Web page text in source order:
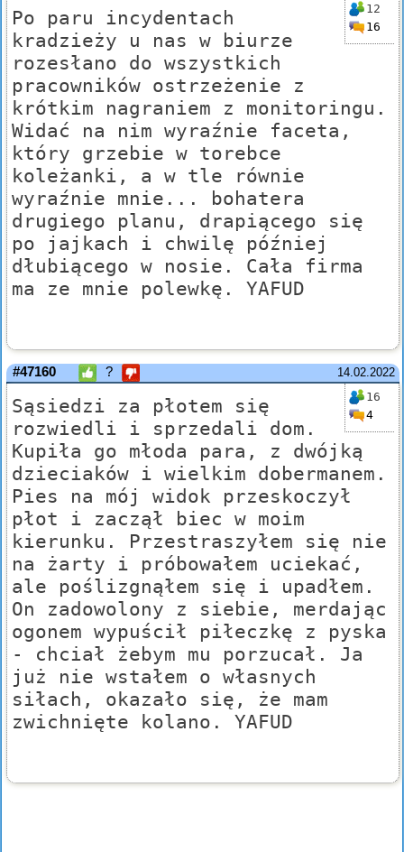
12
16
Po paru incydentach
kradzieży u nas w biurze
rozesłano do wszystkich
pracowników ostrzeżenie z
krótkim nagraniem z monitoringu.
Widać na nim wyraźnie faceta,
który grzebie w torebce
koleżanki, a w tle równie
wyraźnie mnie... bohatera
drugiego planu, drapiącego się
po jajkach i chwilę później
dłubiącego w nosie. Cała firma
ma ze mnie polewkę. YAFUD
14.02.2022
#47160 ?
16
4
Sąsiedzi za płotem się
rozwiedli i sprzedali dom.
Kupiła go młoda para, z dwójką
dzieciaków i wielkim dobermanem.
Pies na mój widok przeskoczył
płot i zaczął biec w moim
kierunku. Przestraszyłem się nie
na żarty i próbowałem uciekać,
ale poślizgnąłem się i upadłem.
On zadowolony z siebie, merdając
ogonem wypuścił piłeczkę z pyska
- chciał żebym mu porzucał. Ja
już nie wstałem o własnych
siłach, okazało się, że mam
zwichnięte kolano. YAFUD